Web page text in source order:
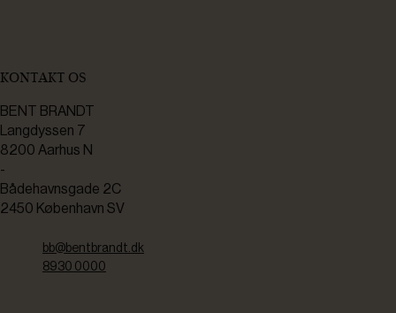
KONTAKT OS
BENT BRANDT
Langdyssen 7
8200 Aarhus N
-
Bådehavnsgade 2C
2450 København SV
bb@bentbrandt.dk
8930 0000